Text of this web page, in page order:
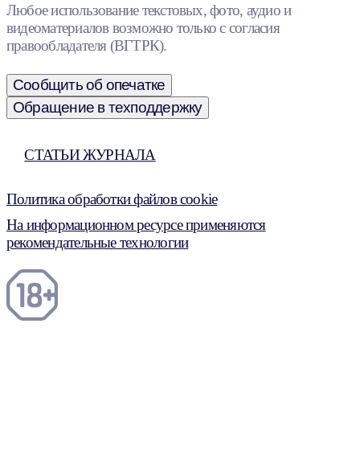
Любое использование текстовых, фото, аудио и
видеоматериалов возможно только с согласия
правообладателя (ВГТРК).
Сообщить об опечатке
Обращение в техподдержку
СТАТЬИ ЖУРНАЛА
Политика обработки файлов cookie
На информационном ресурсе применяются
рекомендательные технологии